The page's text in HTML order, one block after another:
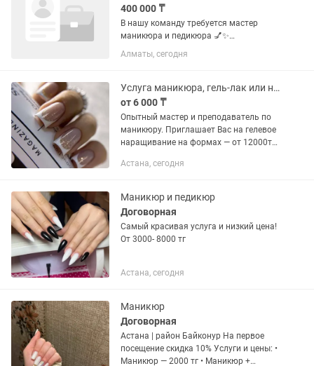
400 000 ₸
В нашу команду требуется мастер
маникюра и педикюра 💅✨
Приглашаем ответственного и
аккуратного мастера на постоянную
сотрудничества — аренда. 🔹
Полностью...
Алматы, сегодня
Услуга маникюра, гель-лак или наращивание ногтей
от 6 000 ₸
Опытный мастер и преподаватель по
маникюру. Приглашает Вас на гелевое
наращивание на формах — от 12000тг.
дизайн ногтей. Все качественно.
Астана, сегодня
Маникюр и педикюр
Договорная
Самый красивая услуга и низкий цена!
От 3000- 8000 тг
Астана, сегодня
Маникюр
Договорная
Астана | район Байконур На первое
посещение скидка 10% Услуги и цены: •
Маникюр — 2000 тг • Маникюр +